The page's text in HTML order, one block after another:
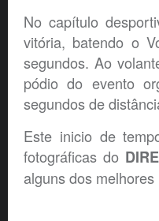
No capítulo
vitória, batendo o
segundos. Ao
pódio do evento
segundos de
Este inicio de
fotográficas do
alguns dos